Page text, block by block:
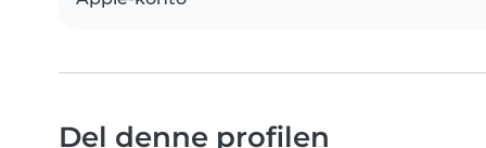
Del denne profilen